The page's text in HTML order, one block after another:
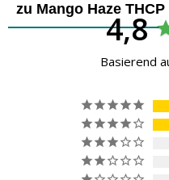
zu Mango Haze4,8
Basierend